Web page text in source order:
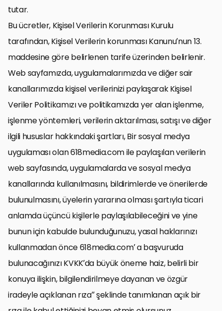
tutar.
Bu ücretler, Kişisel Verilerin Korunması Kurulu
tarafından, Kişisel Verilerin korunması Kanunu’nun 13.
maddesine göre belirlenen tarife üzerinden belirlenir.
Web sayfamızda, uygulamalarımızda ve diğer sair
kanallarımızda kişisel verilerinizi paylaşarak Kişisel
Veriler Politikamızı ve politikamızda yer alan işlenme,
işlenme yöntemleri, verilerin aktarılması, satışı ve diğer
ilgili hususlar hakkındaki şartları, Bir sosyal medya
uygulaması olan 618media.com ile paylaşılan verilerin
web sayfasında, uygulamalarda ve sosyal medya
kanallarında kullanılmasını, bildirimlerde ve önerilerde
bulunulmasını, üyelerin yararına olması şartıyla ticari
anlamda üçüncü kişilerle paylaşılabileceğini ve yine
bunun için kabulde bulunduğunuzu, yasal haklarınızı
kullanmadan önce 618media.com’ a başvuruda
bulunacağınızı KVKK’da büyük öneme haiz, belirli bir
konuya ilişkin, bilgilendirilmeye dayanan ve özgür
iradeyle açıklanan rıza” şeklinde tanımlanan açık bir